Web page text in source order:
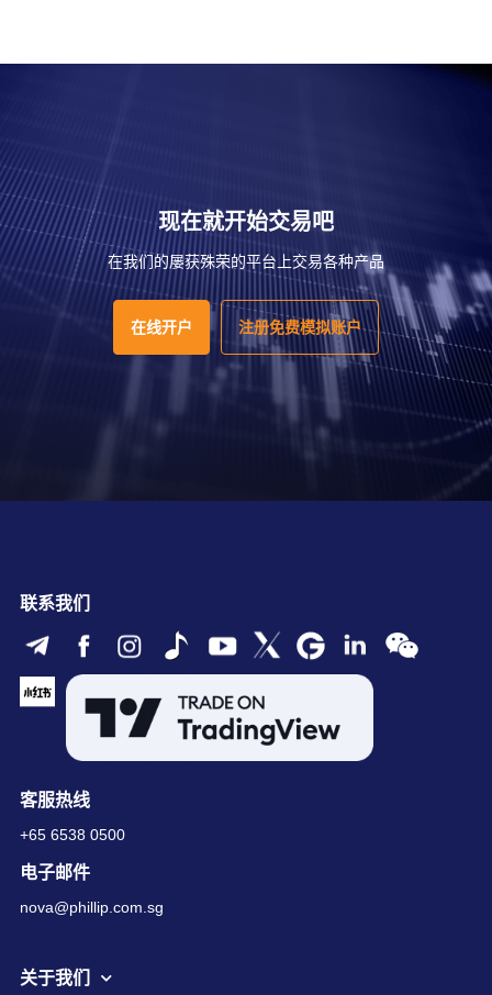
现在就开始交易吧
在我们的屡获殊荣的平台上交易各种产品
在线开户 注册免费模拟账户
联系我们
客服热线
+65 6538 0500
电子邮件
nova@phillip.com.sg
关于我们